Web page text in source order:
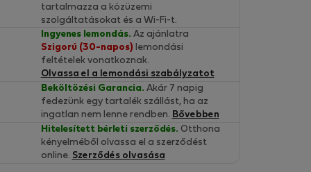
tartalmazza a közüzemi
szolgáltatásokat és a Wi-Fi-t.
Ingyenes lemondás. Az ajánlatra
Szigorú (30-napos) lemondási
feltételek vonatkoznak.
Olvassa el a lemondási szabályzatot
Beköltözési Garancia. Akár 7 napig
fedezünk egy tartalék szállást, ha az
ingatlan nem lenne rendben. Bővebben
Hitelesített bérleti szerződés. Otthona
kényelméből olvassa el a szerződést
online. Szerződés olvasása